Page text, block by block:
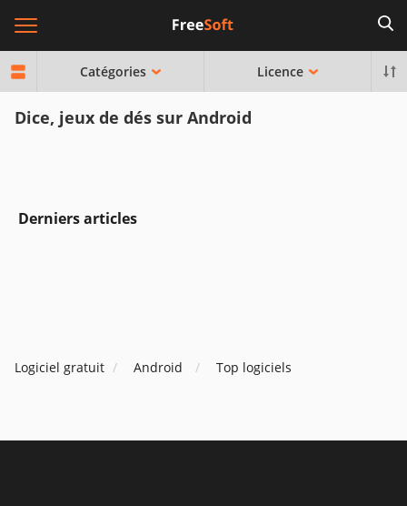
Catégories Licence
Dice, jeux de dés sur Android
Derniers articles
Logiciel gratuit Android Top logiciels